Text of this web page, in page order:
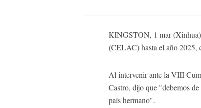
KINGSTON, 1 mar (Xinhua)
(CELAC) hasta el año 2025,
Al intervenir ante la VIII
Castro, dijo que "debemos
país hermano".